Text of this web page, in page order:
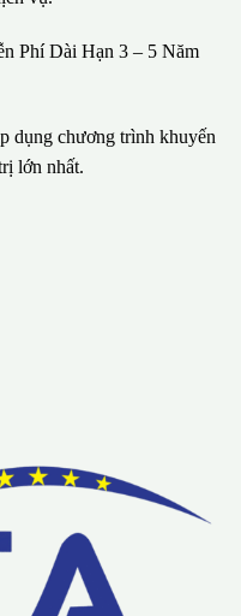
dụng chương trình khuyến